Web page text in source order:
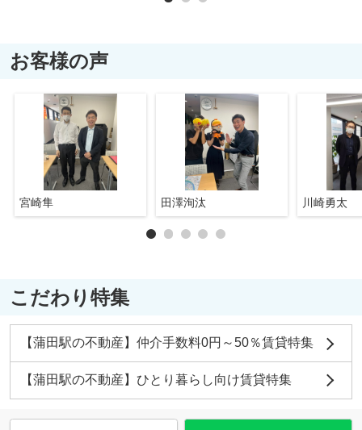
お客様の声
宮崎隼 田澤洵汰 川崎勇太
こだわり特集
【蒲田駅の不動産】仲介手数料0円～50％賃貸特集
【蒲田駅の不動産】ひとり暮らし向け賃貸特集